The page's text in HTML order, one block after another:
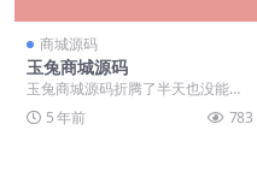
商城源码
玉兔商城源码
玉兔商城源码折腾了半天也没能进
的去，不研究了，直接分享给大家
了。这个东西应该是不...
5 年前 783